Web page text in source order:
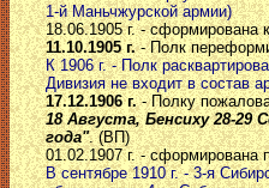
1-й Маньчжурской армии)
18.06.1905 г. -
11.10.1905 г.- Полк
К 1906 г. - Полк
Дивизия не входит в состав
17.12.1906 г.- Полку
18 Августа, Бенсиху 28-29
года". (ВП)
01.02.1907 г. -
В сентябре 1910 г. - 3-я